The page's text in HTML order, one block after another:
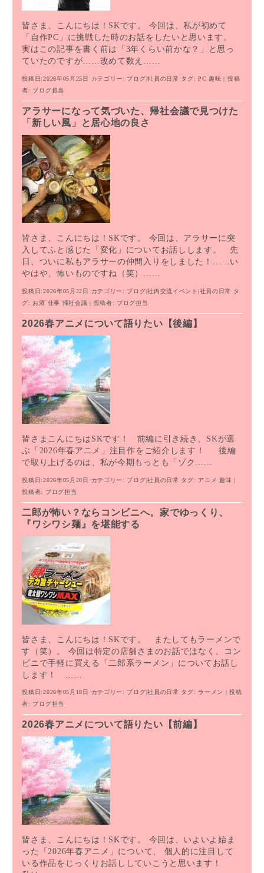
皆さま、こんにちは！SKです。 今回は、私が初めて
「自作PC」に挑戦した時のお話をしたいと思います。
実はこの記事を書く前は「3年くらい前かな？」と思っ
ていたのですが……改めて数え……
投稿日:2026年05月25日 カテゴリー: ブログ|社員の日常 タグ:PC 趣味 | 投稿
者: ブログ担当
アラサーになって気づいた、帰社会議で見つけた
「新しい風」と居心地の良さ
皆さま、こんにちは！SKです。 今回は、アラサーに突
入してふと感じた「変化」についてお話しします。 先
日、ついに私もアラサーの仲間入りをしました！……い
やはや、怖いものですね（笑）……
投稿日:2026年05月22日 カテゴリー: ブログ|社内交流イベント |社員の日常
タ
グ: お酒 仕事 帰社会議 | 投稿者: ブログ担当
2026春アニメについて語りたい【後編】
皆さまこんにちはSKです！ 前編に引き続き、SKが選
ぶ「2026年春アニメ」注目作をご紹介します！ 後編
で取り上げるのは、私が今期もっとも「ゾク……
投稿日:2026年05月20日 カテゴリー: ブログ|社員の日常 タグ: アニメ 趣味 |
投稿者:
ブログ担当
二郎が怖い？ならコンビニへ。家でゆっくり、
『ワシワシ麺』を堪能する
皆さま、こんにちは！SKです。 またしてもラーメンで
す（笑）。 今回は特定の店舗さまのお話ではなく、コン
ビニで手軽に買える「二郎系ラーメン」についてお話し
します！ ……
投稿日:2026年05月18日 カテゴリー: ブログ |社員の日常 タグ: ラーメン
| 投稿
者: ブログ担当
2026春アニメについて語りたい【前編】
皆さま、こんにちは！SKです。 今回は、いよいよ始ま
った「2026年春アニメ」について、 個人的に注目して
いる作品をじっくりお話ししていこうと思います！